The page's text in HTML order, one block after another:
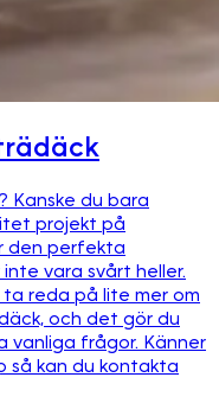
Kanske du bara
projekt på
den perfekta
vara svårt heller.
reda på lite mer om
och det gör du
frågor. Känner
kan du kontakta